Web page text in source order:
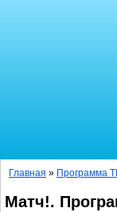
Главная » Программа
Матч!.